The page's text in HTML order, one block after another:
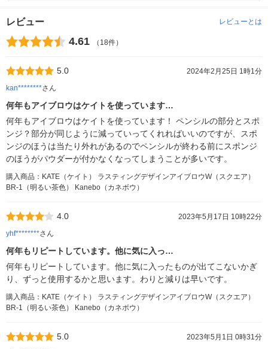
レビュー レビューとは
4.61 （18件）
5.0
2024年2月25日 1時1分
kan********さん
何年もアイブロウはケイトを使っています…
何年もアイブロウはケイトを使っています！ ペンシルの部分とスポ
ンジ？部分が同じように減っていってくれればいいのですが、スポ
ンジのほうは当たり外れがあるのでペンシルが終わる前にスポンジ
のほうがパウダーが付かなくなってしまうことが多いです。
購入商品：KATE（ケイト） ラスティングデザインアイブロウW（スクエア）
BR-1（明るい茶色） Kanebo（カネボウ）
4.0
2023年5月17日 10時22分
yhf********さん
何年もリピートしています。他に気に入っ…
何年もリピートしています。他に気に入ったものが出てこないかぎ
り、ずっと使用するかと思います。わりと減りは早いです。
購入商品：KATE（ケイト） ラスティングデザインアイブロウW（スクエア）
BR-1（明るい茶色） Kanebo（カネボウ）
5.0
2023年5月1日 0時31分